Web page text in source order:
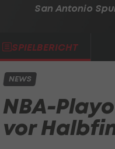
San Antonio
SPIELBERICHT
NEWS
NBA-
vor